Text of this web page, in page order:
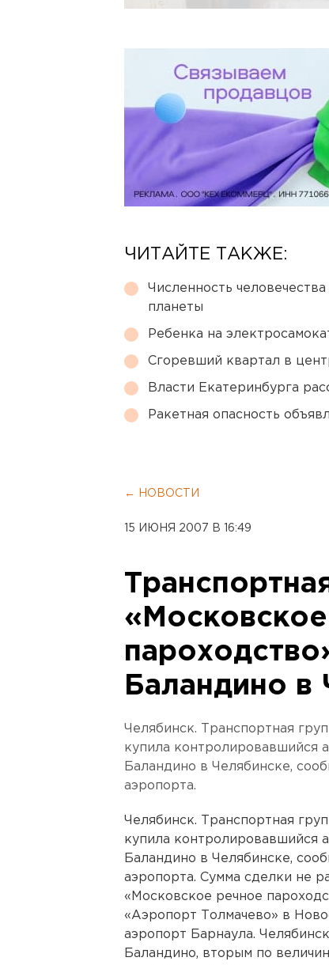
ЧИТАЙТЕ ТАКЖЕ:
Численность
планеты
Ребенка на
Сгоревший квартал в
Власти Екатеринбурга
Ракетная опасность
← НОВОСТИ
15 ИЮНЯ 2007 В 16:49
Баландино в
Челябинск. Транспортная
купила контролировавшийся
Баландино в Челябинске,
аэропорта.
Челябинск. Транспортная
купила контролировавшийся
Баландино в Челябинске,
аэропорта. Сумма сделки не
«Московское речное
«Аэропорт Толмачево» в
аэропорт Барнаула.
Баландино, вторым по